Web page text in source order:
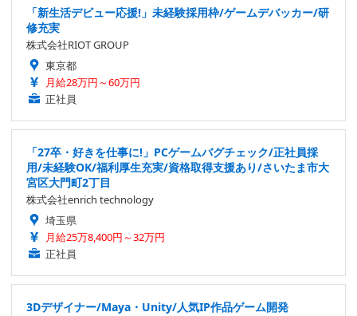
「新生活デビュー応援!」未経験採用枠/ゲームデバッカー/研
修充実
株式会社RIOT GROUP
東京都
月給28万円～60万円
正社員
「27卒・好きを仕事に!」PCゲームバグチェック/正社員採
用/未経験OK/福利厚生充実/資格取得支援あり/さいたま市大
宮区大門町2丁目
株式会社enrich technology
埼玉県
月給25万8,400円～32万円
正社員
3Dデザイナー/Maya・Unity/人気IP作品ゲーム開発